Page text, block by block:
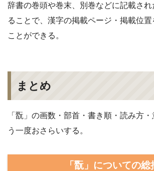
辞書の巻頭や巻末、別巻などに記載さ
ることで、漢字の掲載ページ・掲載位
ことができる。
まとめ
「翫」の画数・部首・書き順・読み方
う一度おさらいする。
「翫」についての総